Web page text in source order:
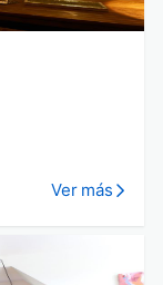
Ver más